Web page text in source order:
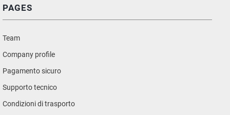
PAGES
Team
Company profile
Pagamento sicuro
Supporto tecnico
Condizioni di trasporto